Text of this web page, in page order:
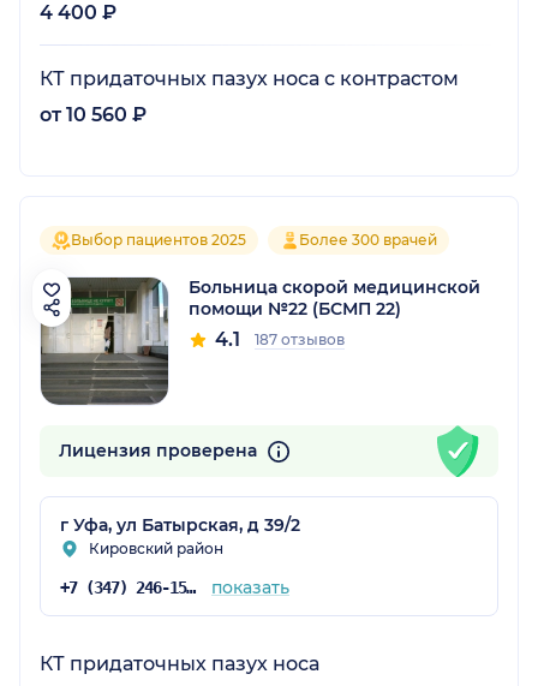
4 400 ₽
КТ придаточных пазух носа с контрастом
от 10 560 ₽
Выбор пациентов 2025 Более 300 врачей
Больница скорой медицинской
помощи №22 (БСМП 22)
4.1 187 отзывов
Лицензия проверена
г Уфа, ул Батырская, д 39/2
Кировский район
+7 (347) 246-15-80 показать
КТ придаточных пазух носа